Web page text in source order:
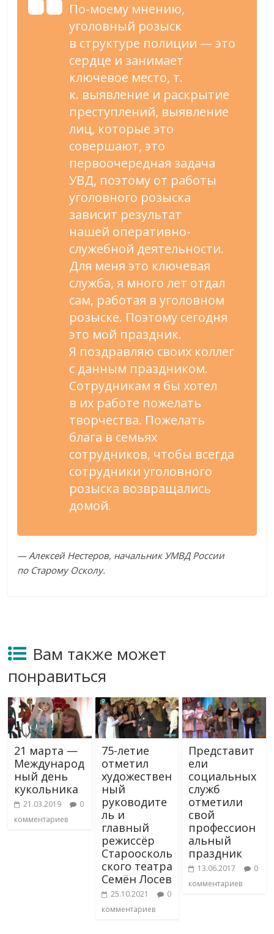
По-моему мнению,
уголовный розыск
в структуре полиции —это
сердце и занимает
ключевое место, т.
к. выявление и раскрытие
преступлений, выявление
лиц, которые это
совершают, это
первоочередная задача
УВД, поэтому от работы
уголовного розыска
зависит результат
нашей оперативно-
служебной деятельности.
Для меня это ключевая
служба, я много лет отдал
сам, работая в уголовном
розыске. Поэтому сегодня
это мой праздник.
Я поздравляю своих коллег
с данным праздником.
Сотрудникам я бы хотел
в их работе пожелать
творчества. Пожелать
блага в семьях
сотрудников, чтобы всегда
сотрудники уголовного
розыска возвращались
домой.
— Алексей Нестеров, начальник УМВД России
по Старому Осколу.
Вам также может
понравиться
21 марта —
Международ
ный день
кукольника
21.03.2019
0
комментариев
75-летие
отметил
художествен
ный
руководите
ль и
главный
режиссёр
Староосколь
ского театра
Семён Лосев
25.10.2021
0
комментариев
Представит
ели
социальных
служб
отметили
свой
профессион
альный
праздник
13.06.2017
0
комментариев